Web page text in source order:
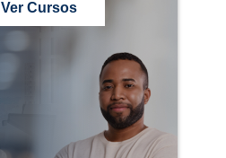
Ver Cursos